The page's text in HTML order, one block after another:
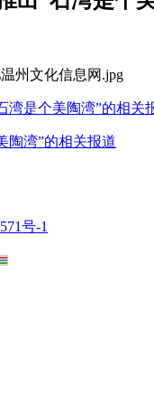
湾是个美陶湾”的相关
陶湾”的相关报道
号-1